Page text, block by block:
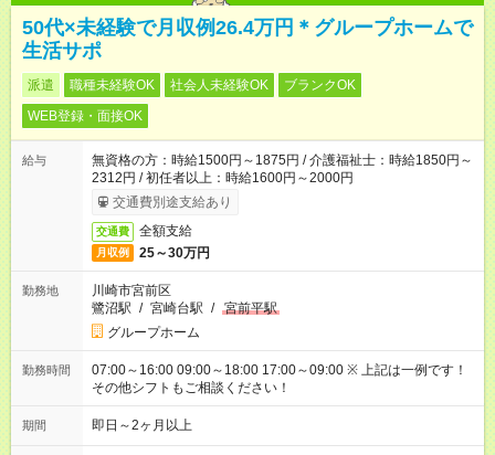
50代×未経験で月収例26.4万円＊グループホームで
生活サポ
派遣 職種未経験OK 社会人未経験OK
ブランクOK
WEB登録・面接OK
給与
無資格の方：時給1500円～1875円 / 介護福祉士：時給1850円～
2312円 / 初任者以上：時給1600円～2000円
交通費別途支給あり
交通費 全額支給
月収例 25～30万円
勤務地
川崎市宮前区
鷺沼駅 / 宮崎台駅 / 宮前平駅
グループホーム
勤務時間
07:00～16:00 09:00～18:00 17:00～09:00 ※ 上記は一例です！
その他シフトもご相談ください！
期間 即日～2ヶ月以上